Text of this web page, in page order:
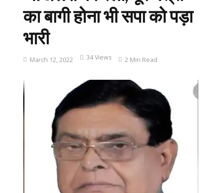
का बागी होना भी सपा को पड़ा
भारी
March 12, 2022 34 Views 2 Min Read